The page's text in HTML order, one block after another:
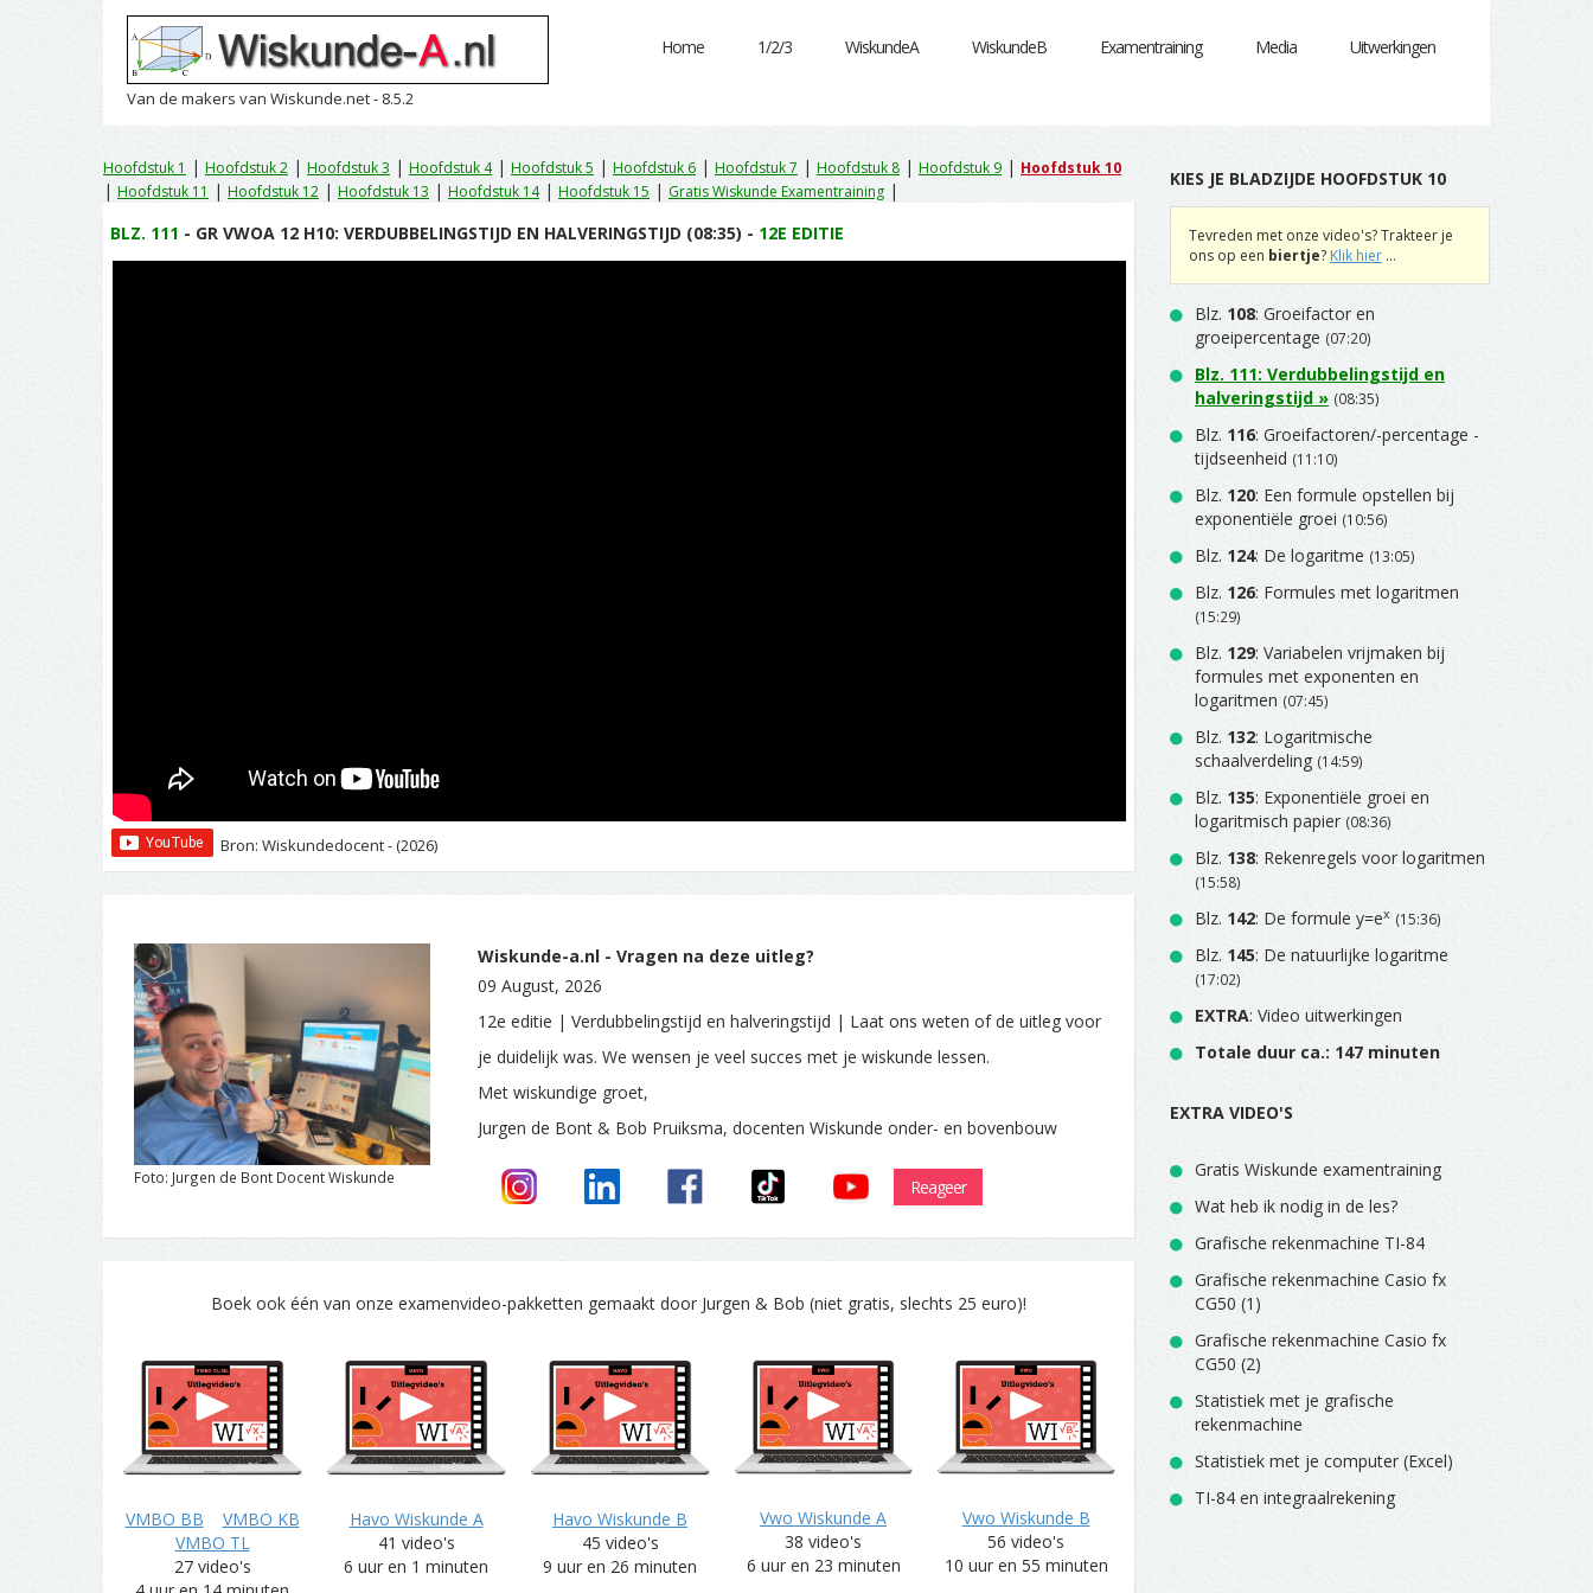
Van de makers van Wiskunde.net - 8.5.2
Home 1/2/3 WiskundeA WiskundeB Examentraining Media Uitwerkingen
Hoofdstuk 1 | Hoofdstuk 2 | Hoofdstuk 3 | Hoofdstuk 4| Hoofdstuk 5 | Hoofdstuk 6 | Hoofdstuk 7 | Hoofdstuk 8 | Hoofdstuk 9 | Hoofdstuk 10
| Hoofdstuk 11 | Hoofdstuk 12 | Hoofdstuk 13 | Hoofdstuk 14| Hoofdstuk 15 | Gratis Wiskunde Examentraining |
BLZ. 111 - GR VWOA 12 H10: VERDUBBELINGSTIJD EN HALVERINGSTIJD (08:35) - 12E EDITIE
Bron: Wiskundedocent - (2026)
Foto: Jurgen de Bont Docent Wiskunde
Wiskunde-a.nl - Vragen na deze uitleg?
09 August, 2026
12e editie | Verdubbelingstijd en halveringstijd | Laat ons weten of de uitleg voor
je duidelijk was. We wensen je veel succes met je wiskunde lessen.
Met wiskundige groet,
Jurgen de Bont & Bob Pruiksma, docenten Wiskunde onder- en bovenbouw
Reageer
Boek ook één van onze examenvideo-pakketten gemaakt door Jurgen & Bob (niet gratis, slechts 25 euro)!
VMBO BB
VMBO KB
VMBO TL
27 video's
Havo Wiskunde A
41 video's
6 uur en 1 minuten
Havo Wiskunde B
45 video's
9 uur en 26 minuten
Vwo Wiskunde A
38 video's
6 uur en 23 minuten
Vwo Wiskunde B
56 video's
10 uur en 55 minuten
KIES JE BLADZIJDE HOOFDSTUK 10
Tevreden met onze video's? Trakteer je
ons op een biertje? Klik hier ...
Blz. 108: Groeifactor en
groeipercentage (07:20)
Blz. 111: Verdubbelingstijd en
halveringstijd » (08:35)
Blz. 116: Groeifactoren/-percentage -
tijdseenheid (11:10)
Blz. 120: Een formule opstellen bij
exponentiële groei (10:56)
Blz. 124: De logaritme (13:05)
Blz. 126: Formules met logaritmen
(15:29)
Blz. 129: Variabelen vrijmaken bij
formules met exponenten en
logaritmen (07:45)
Blz. 132: Logaritmische
schaalverdeling (14:59)
Blz. 135: Exponentiële groei en
logaritmisch papier (08:36)
Blz. 138: Rekenregels voor logaritmen
(15:58)
Blz. 142: De formule y=ex (15:36)
Blz. 145: De natuurlijke logaritme
(17:02)
EXTRA: Video uitwerkingen
Totale duur ca.: 147 minuten
EXTRA VIDEO'S
Gratis Wiskunde examentraining
Wat heb ik nodig in de les?
Grafische rekenmachine TI-84
Grafische rekenmachine Casio fx
CG50 (1)
Grafische rekenmachine Casio fx
CG50 (2)
Statistiek met je grafische
rekenmachine
Statistiek met je computer (Excel)
TI-84 en integraalrekening